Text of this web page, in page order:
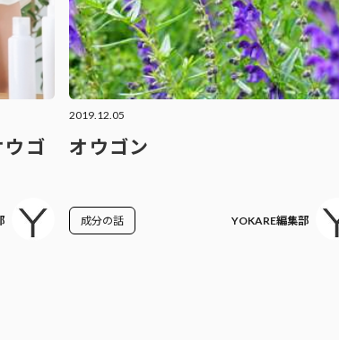
ウゴ
2019.12.05
オウゴン
成分の話 YOKARE編集部